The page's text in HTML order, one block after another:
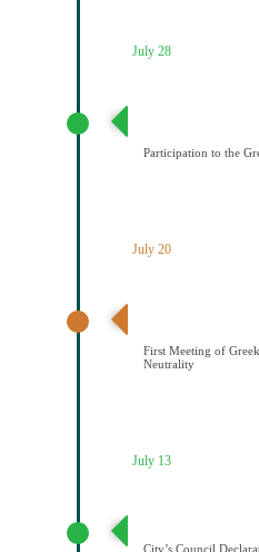
July 28
Participation to the
July 20
First Meeting of
Neutrality
July 13
City’s Council